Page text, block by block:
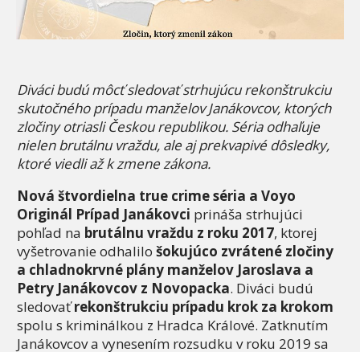
Diváci budú môcť sledovať strhujúcu rekonštrukciu
skutočného prípadu manželov Janákovcov, ktorých
zločiny otriasli Českou republikou. Séria odhaľuje
nielen brutálnu vraždu, ale aj prekvapivé dôsledky,
ktoré viedli až k zmene zákona.
Nová štvordielna true crime séria a Voyo
Originál Prípad Janákovci prináša strhujúci
pohľad na brutálnu vraždu z roku 2017, ktorej
vyšetrovanie odhalilo šokujúco zvrátené zločiny
a chladnokrvné plány manželov Jaroslava a
Petry Janákovcov z Novopacka. Diváci budú
sledovaťrekonštrukciu prípadu krok za krokom
spolu s kriminálkou z Hradca Králové. Zatknutím
Janákovcov a vynesením rozsudku v roku 2019 sa